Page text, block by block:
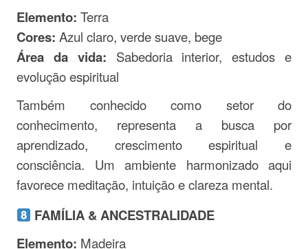
Elemento: Terra
Cores: Azul claro, verde suave, bege
Área da vida: Sabedoria interior, estudos e
evolução espiritual
Também conhecido como setor do
conhecimento, representa a busca por
aprendizado, crescimento espiritual e
consciência. Um ambiente harmonizado aqui
favorece meditação, intuição e clareza mental.
FAMÍLIA & ANCESTRALIDADE
Elemento: Madeira